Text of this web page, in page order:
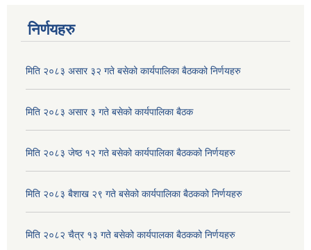
निर्णयहरु
मिति २०८३ असार ३२ गते बसेको कार्यपालिका बैठकको निर्णयहरु
मिति २०८३ असार ३ गते बसेको कार्यपालिका बैठक
मिति २०८३ जेष्ठ १२ गते बसेको कार्यपालिका बैठकको निर्णयहरु
मिति २०८३ बैशाख २९ गते बसेको कार्यपालिका बैठकको निर्णयहरु
मिति २०८२ चैत्र १३ गते बसेको कार्यपालका बैठकको निर्णयहरु